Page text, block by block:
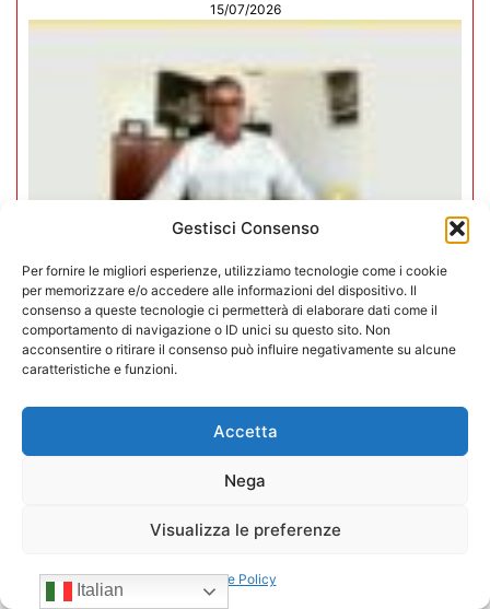
Gestisci Consenso
Per fornire le migliori esperienze, utilizziamo tecnologie come i cookie
per memorizzare e/o accedere alle informazioni del dispositivo. Il
consenso a queste tecnologie ci permetterà di elaborare dati come il
comportamento di navigazione o ID unici su questo sito. Non
acconsentire o ritirare il consenso può influire negativamente su alcune
caratteristiche e funzioni.
Accetta
Nega
Visualizza le preferenze
Cookie Policy
15/07/2026
Negozi H24 nel mirino. Trapletti a
Bergamo TV: “I gestori H24 non
sono il problema”
09/07/2026
Italian